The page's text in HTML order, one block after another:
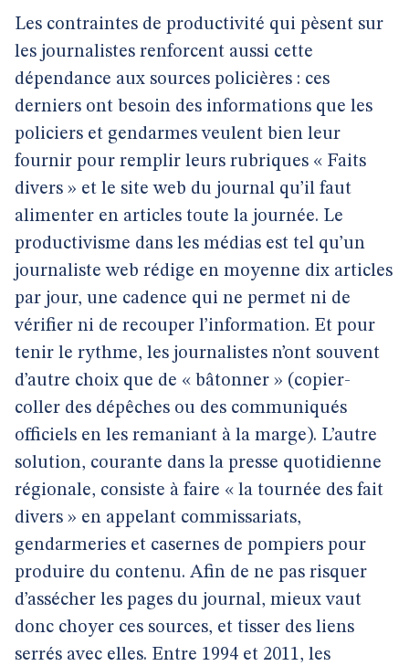
Les contraintes de productivité qui pèsent sur
les journalistes renforcent aussi cette
dépendance aux sources policières : ces
derniers ont besoin des informations que les
policiers et gendarmes veulent bien leur
fournir pour remplir leurs rubriques « Faits
divers » et le site web du journal qu’il faut
alimenter en articles toute la journée. Le
productivisme dans les médias est tel qu’un
journaliste web rédige en moyenne dix articles
par jour, une cadence qui ne permet ni de
vérifier ni de recouper l’information. Et pour
tenir le rythme, les journalistes n’ont souvent
d’autre choix que de « bâtonner » (copier-
coller des dépêches ou des communiqués
officiels en les remaniant à la marge). L’autre
solution, courante dans la presse quotidienne
régionale, consiste à faire « la tournée des fait
divers » en appelant commissariats,
gendarmeries et casernes de pompiers pour
produire du contenu. Afin de ne pas risquer
d’assécher les pages du journal, mieux vaut
donc choyer ces sources, et tisser des liens
serrés avec elles. Entre 1994 et 2011, les